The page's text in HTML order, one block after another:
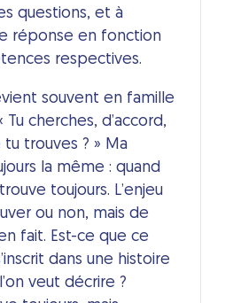
questions, et à
réponse en fonction
respectives.
souvent en famille
cherches, d’accord,
trouves ? » Ma
la même : quand
toujours. L’enjeu
ou non, mais de
fait. Est-ce que ce
dans une histoire
veut décrire ?